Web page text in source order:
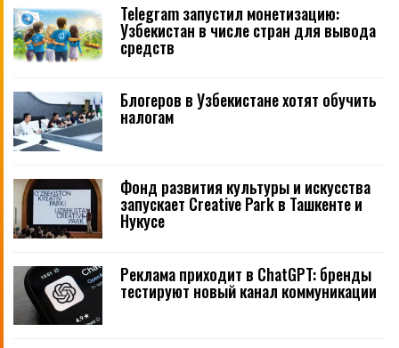
Telegram запустил монетизацию:
Узбекистан в числе стран для вывода
средств
Блогеров в Узбекистане хотят обучить
налогам
Фонд развития культуры и искусства
запускает Creative Park в Ташкенте и
Нукусе
Реклама приходит в ChatGPT: бренды
тестируют новый канал коммуникации